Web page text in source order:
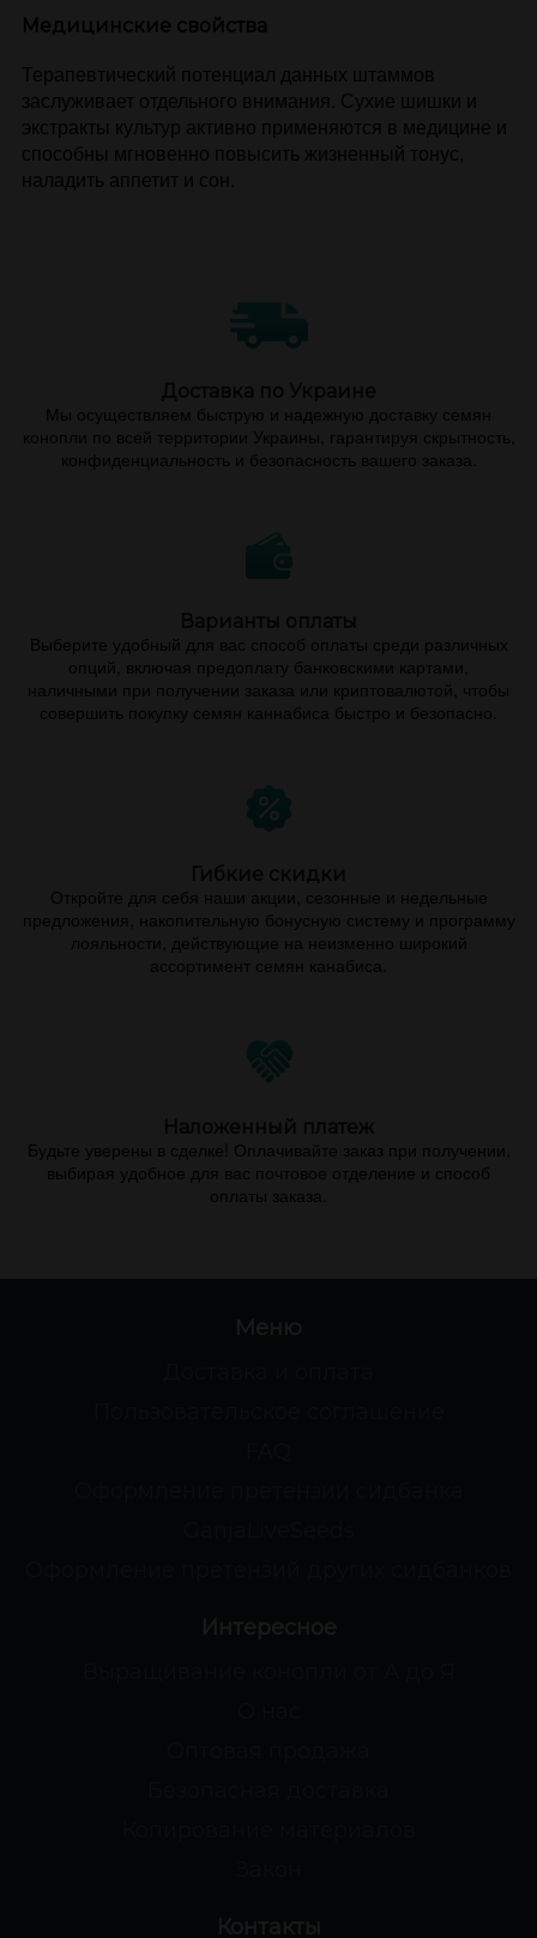
Медицинские свойства
Терапевтический потенциал данных штаммов
заслуживает отдельного внимания. Сухие шишки и
экстракты культур активно применяются в медицине и
способны мгновенно повысить жизненный тонус,
наладить аппетит и сон.
Мы осуществляем быструю и надежную доставку семян
конопли по всей территории Украины, гарантируя скрытность,
конфиденциальность и безопасность вашего заказа.
Выберите удобный для вас способ оплаты среди различных
опций, включая предоплату банковскими картами,
наличными при получении заказа или криптовалютой, чтобы
совершить покупку семян каннабиса быстро и безопасно.
Откройте для себя наши акции, сезонные и недельные
предложения, накопительную бонусную систему и программу
лояльности, действующие на неизменно широкий
ассортимент семян канабиса.
Будьте уверены в сделке! Оплачивайте заказ при получении,
выбирая удобное для вас почтовое отделение и способ
оплаты заказа.